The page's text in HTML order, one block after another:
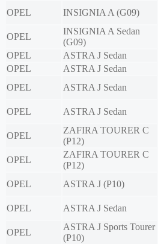
OPEL
INSIGNIA A (G09)
OPEL
INSIGNIA A Sedan
(G09)
OPEL
ASTRA J Sedan
OPEL
ASTRA J Sedan
OPEL
ASTRA J Sedan
OPEL
ASTRA J Sedan
OPEL
ZAFIRA TOURER C
(P12)
OPEL
ZAFIRA TOURER C
(P12)
OPEL
ASTRA J (P10)
OPEL
ASTRA J Sedan
OPEL
ASTRA J Sports Tourer
(P10)